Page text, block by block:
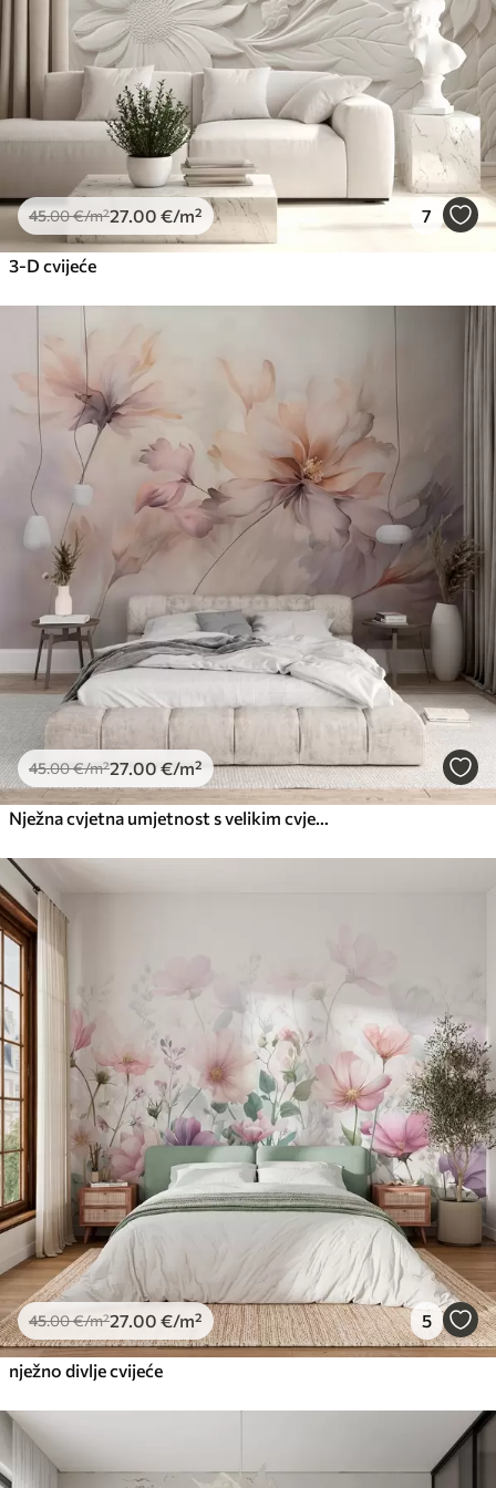
Premium vinil
66 .6740.00 €/m²
Peel and Stick
81.6749.00€/m²
45.00€/m²27 .00 €/m² 7
3-D cvijeće
45.00€/m²27 .00 €/m²
45.00€/m²27 .00 €/m² 5
nježno divlje cvijeće